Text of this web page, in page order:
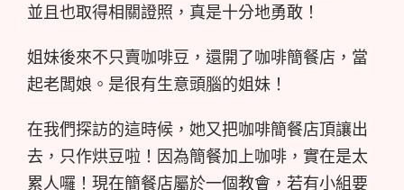
並且也取得相關證照，真是十分地勇敢！
姐妹後來不只賣咖啡豆，還開了咖啡簡餐店，當
起老闆娘。是很有生意頭腦的姐妹！
在我們探訪的這時候，她又把咖啡簡餐店頂讓出
去，只作烘豆啦！因為簡餐加上咖啡，實在是太
累人囉！現在簡餐店屬於一個教會，若有小組要